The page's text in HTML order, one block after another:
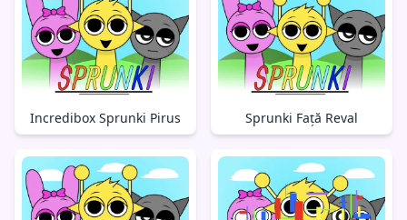
Incredibox Sprunki Pirus Sprunki Față Reval